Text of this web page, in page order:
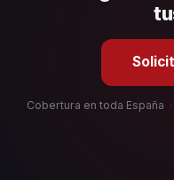
Cobertura en toda España ·